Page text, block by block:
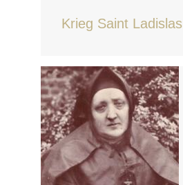
Krieg Saint Ladislas